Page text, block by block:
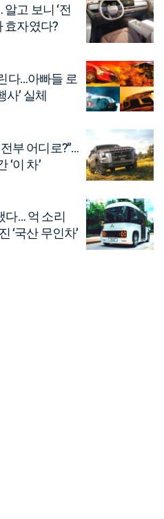
알고 보니 ‘전
효자였다?
다…아빠들 로
사’ 실체
부 어디로?”…
‘이 차’
다… 억 소리
‘국산 무인차’